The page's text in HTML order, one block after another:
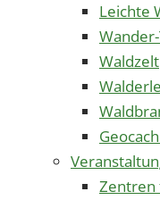
Leichte
Zentren